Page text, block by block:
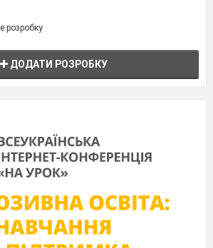
розробку
ДОДАТИ РОЗРОБКУ